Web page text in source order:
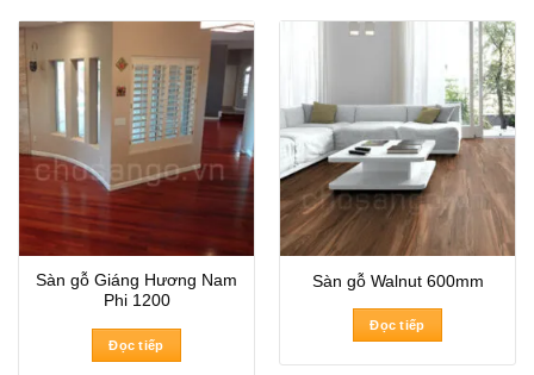
Sàn gỗ Giáng Hương Nam
Phi 1200
Đọc tiếp
Sàn gỗ Walnut 600mm
Đọc tiếp